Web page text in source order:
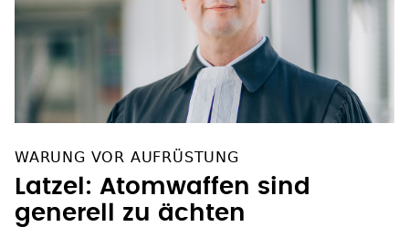
WARUNG VOR AUFRÜSTUNG
Latzel: Atomwaffen sind
generell zu ächten